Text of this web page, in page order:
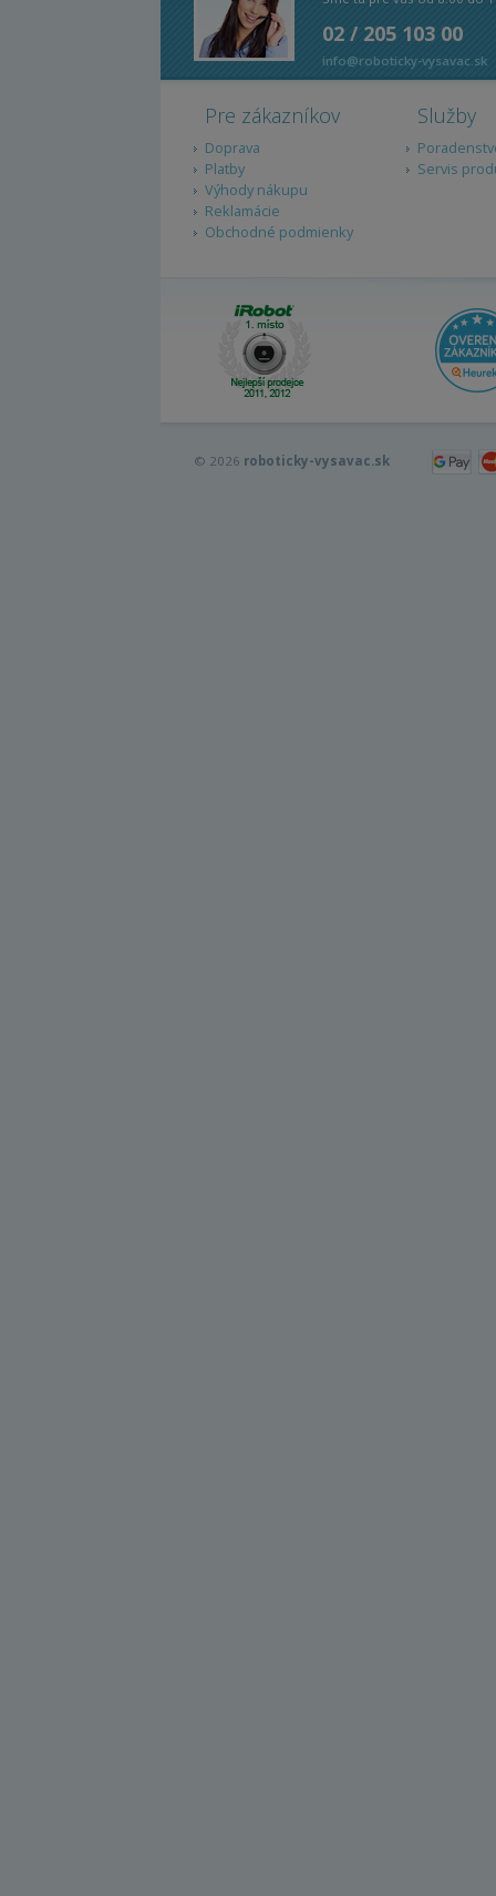
02 / 205 103 00
info@roboticky-vysavac.sk
Pre zákazníkov
Doprava
Platby
Výhody nákupu
Reklamácie
Obchodné podmienky
Služby
Servis
© 2026 roboticky-vysavac.sk